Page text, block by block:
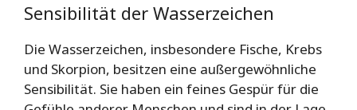
Sensibilität der Wasserzeichen
Die Wasserzeichen, insbesondere Fische, Krebs
und Skorpion, besitzen eine außergewöhnliche
Sensibilität. Sie haben ein feines Gespür für die